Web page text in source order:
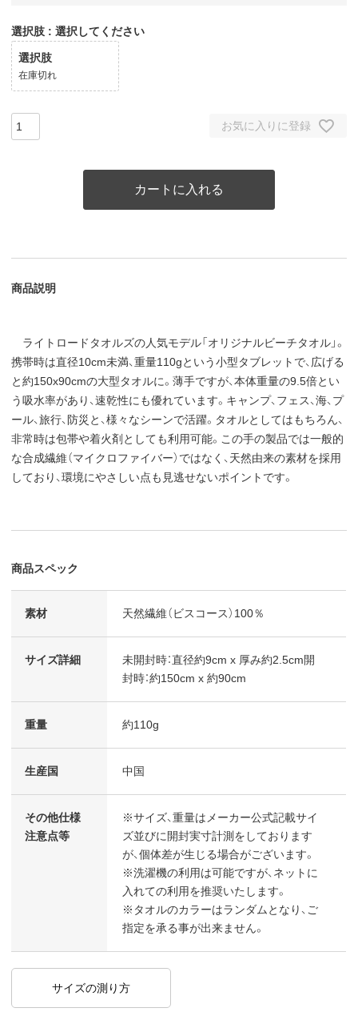
選択肢 選択してください
選択肢
在庫切れ
お気に入りに登録
カートに入れる
商品説明
ライトロードタオルズの人気モデル「オリジナルビーチタオル」。
携帯時は直径10cm未満、重量110gという小型タブレットで、広げる
と約150x90cmの大型タオルに。薄手ですが、本体重量の9.5倍とい
う吸水率があり、速乾性にも優れています。キャンプ、フェス、海、プ
ール、旅行、防災と、様々なシーンで活躍。タオルとしてはもちろん、
非常時は包帯や着火剤としても利用可能。この手の製品では一般的
な合成繊維（マイクロファイバー）ではなく、天然由来の素材を採用
しており、環境にやさしい点も見逃せないポイントです。
商品スペック
素材 天然繊維（ビスコース）100％
サイズ詳細
未開封時：直径約9cm x 厚み約2.5cm開
封時：約150cm x 約90cm
重量 約110g
生産国 中国
その他仕様
注意点等
※サイズ、重量はメーカー公式記載サイ
ズ並びに開封実寸計測をしております
が、個体差が生じる場合がございます。
※洗濯機の利用は可能ですが、ネットに
入れての利用を推奨いたします。
※タオルのカラーはランダムとなり、ご
指定を承る事が出来ません。
サイズの測り方